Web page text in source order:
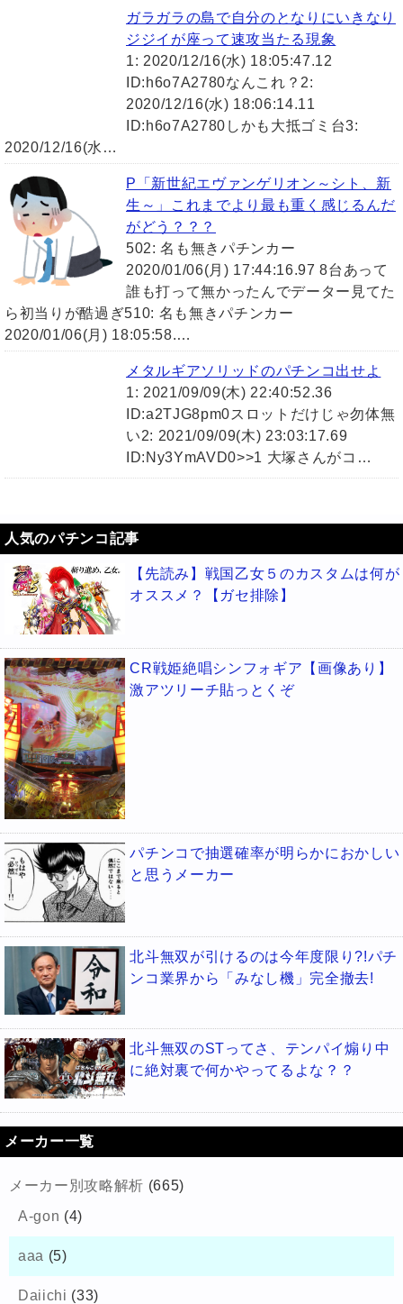
ガラガラの島で自分のとなりにいきなり
ジジイが座って速攻当たる現象
1: 2020/12/16(水) 18:05:47.12
ID:h6o7A2780なんこれ？2:
2020/12/16(水) 18:06:14.11
ID:h6o7A2780しかも大抵ゴミ台3:
2020/12/16(水…
P「新世紀エヴァンゲリオン～シト、新
生～」これまでより最も重く感じるんだ
がどう？？？
502: 名も無きパチンカー
2020/01/06(月) 17:44:16.97 8台あって
誰も打って無かったんでデーター見てた
ら初当りが酷過ぎ510: 名も無きパチンカー
2020/01/06(月) 18:05:58.…
メタルギアソリッドのパチンコ出せよ
1: 2021/09/09(木) 22:40:52.36
ID:a2TJG8pm0スロットだけじゃ勿体無
い2: 2021/09/09(木) 23:03:17.69
ID:Ny3YmAVD0>>1 大塚さんがコ…
人気のパチンコ記事
【先読み】戦国乙女５のカスタムは何が
オススメ？【ガセ排除】
CR戦姫絶唱シンフォギア【画像あり】
激アツリーチ貼っとくぞ
パチンコで抽選確率が明らかにおかしい
と思うメーカー
北斗無双が引けるのは今年度限り?!パチ
ンコ業界から「みなし機」完全撤去!
北斗無双のSTってさ、テンパイ煽り中
に絶対裏で何かやってるよな？？
メーカー一覧
メーカー別攻略解析 (665)
A-gon (4)
aaa (5)
Daiichi (33)